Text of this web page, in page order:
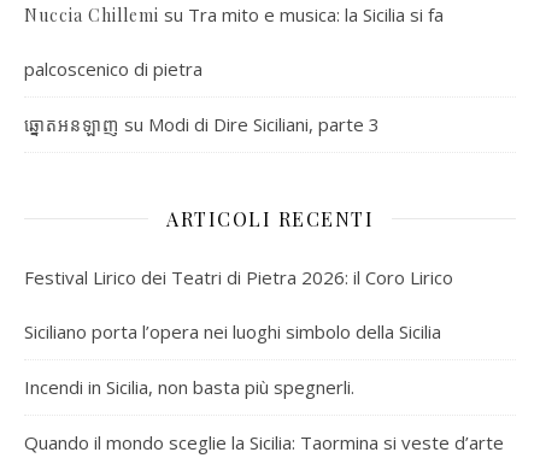
Nuccia Chillemi su Tra mito e musica: la Sicilia si fa
palcoscenico di pietra
ឆ្នោតអនឡាញ su Modi di Dire Siciliani, parte 3
ARTICOLI RECENTI
Festival Lirico dei Teatri di Pietra 2026: il Coro Lirico
Siciliano porta l’opera nei luoghi simbolo della Sicilia
Incendi in Sicilia, non basta più spegnerli.
Quando il mondo sceglie la Sicilia: Taormina si veste d’arte